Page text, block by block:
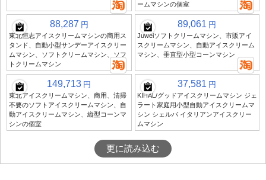
ームマシンの個室
88,287 円
東北恒志アイスクリームマシンの商用ス
タンド、自動小型サンデーアイスクリー
ムマシン、ソフトクリームマシン、ソフ
トクリームマシン
89,061 円
Juweiソフトクリームマシン、市販アイ
スクリームマシン、自動アイスクリーム
マシン、垂直型小型コーンマシン
149,713 円
東北アイスクリームマシン、商用、清掃
不要のソフトアイスクリームマシン、自
動アイスクリームマシン、縦型コーンマ
シンの個室
37,581 円
KIHAL/グッドアイスクリームマシン ジェ
ラート家庭用小型自動アイスクリームマ
シン シェルバ イタリアンアイスクリー
ムマシン
更に読み込む